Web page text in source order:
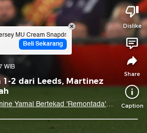
Dislike
Share
Caption
MU Cream Snapdragon 5.0 full printing -BAJU
Beli Sekarang
WIB
1-2 dari Leeds, Martinez
Yamal Bertekad 'Remontada'
X Whatsapp Telegram